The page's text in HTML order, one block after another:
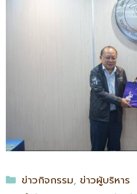
ข่าวกิจกรรม, ข่าวผู้บริหาร